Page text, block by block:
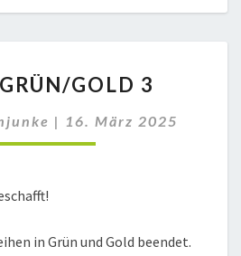
GRÜN/GOLD
GOLD 3
| 16. März 2025
in Grün und Gold beendet.